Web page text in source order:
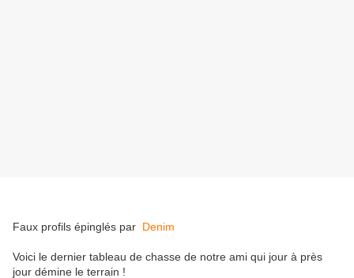
Faux profils épinglés par Denim
Voici le dernier tableau de chasse de notre ami qui jour à près
jour démine le terrain !